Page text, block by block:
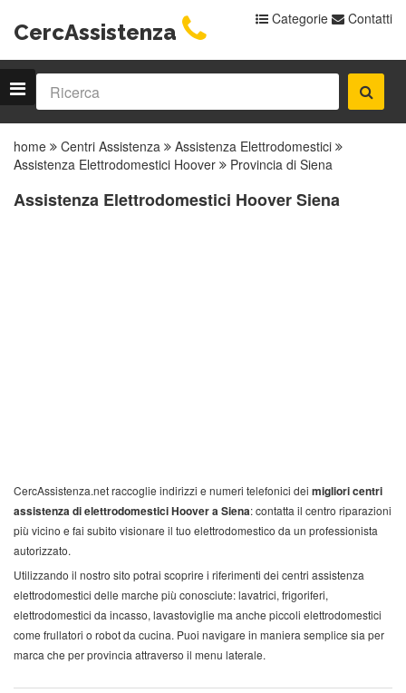
CercAssistenza
Categorie Contatti
home Centri Assistenza
Assistenza Elettrodomestici
Assistenza Elettrodomestici Hoover
Provincia di Siena
Assistenza Elettrodomestici Hoover Siena
CercAssistenza.net raccoglie indirizzi e numeri telefonici dei migliori centri
assistenza di elettrodomestici Hoover a Siena: contatta il centro riparazioni
più vicino e fai subito visionare il tuo elettrodomestico da un professionista
autorizzato.
Utilizzando il nostro sito potrai scoprire i riferimenti dei centri assistenza
elettrodomestici delle marche più conosciute: lavatrici, frigoriferi,
elettrodomestici da incasso, lavastoviglie ma anche piccoli elettrodomestici
come frullatori o robot da cucina. Puoi navigare in maniera semplice sia per
marca che per provincia attraverso il menu laterale.